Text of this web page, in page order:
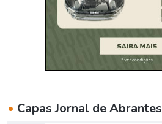
• Capas Jornal de Abrantes